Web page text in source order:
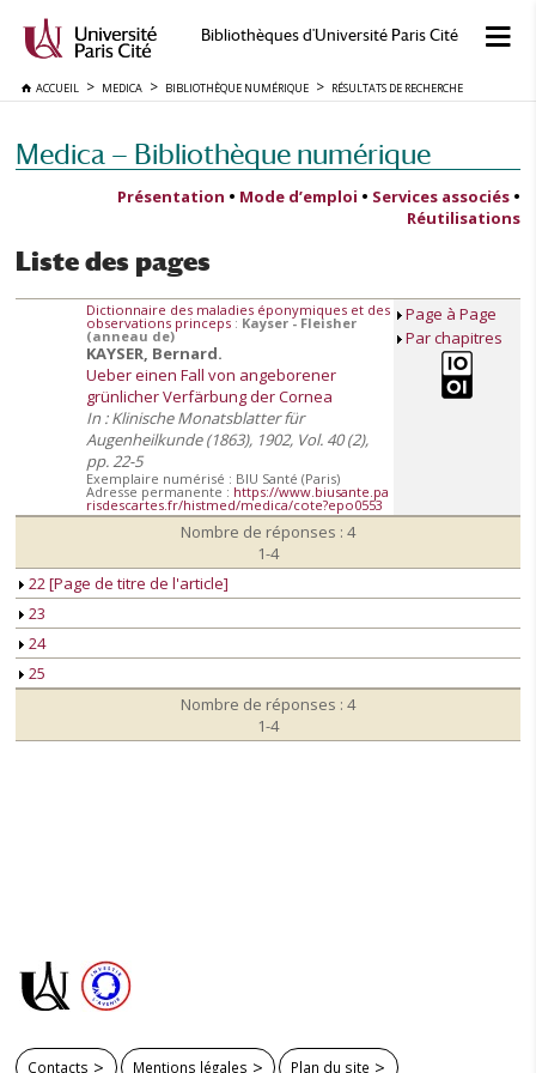
Bibliothèques d'Université Paris Cité
ACCUEIL MEDICA BIBLIOTHÈQUE NUMÉRIQUE RÉSULTATS DE RECHERCHE
Medica — Bibliothèque numérique
Présentation • Mode d’emploi • Services associés •
Réutilisations
Liste des pages
Dictionnaire des maladies éponymiques et des
observations princeps : Kayser - Fleisher
(anneau de)
KAYSER, Bernard.
Ueber einen Fall von angeborener
grünlicher Verfärbung der Cornea
In : Klinische Monatsblatter für
Augenheilkunde (1863), 1902, Vol. 40 (2),
pp. 22-5
Exemplaire numérisé : BIU Santé (Paris)
Adresse permanente : https://www.biusante.pa
risdescartes.fr/histmed/medica/cote?epo0553
Page à Page
Par chapitres
Nombre de réponses : 4
1-4
22 [Page de titre de l'article]
23
24
25
Nombre de réponses : 4
1-4
Contacts Mentions légales Plan du site